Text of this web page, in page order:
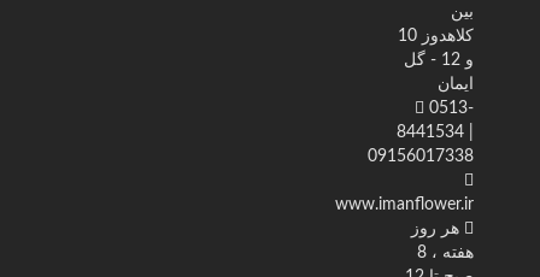
بین
کلاهدوز 10
و 12 - گل
ایمان
0513-
8441534 |
09156017338
www.imanflower.ir
هر روز
هفته ، 8